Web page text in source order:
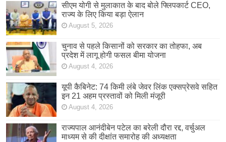
सीएम योगी से मुलाकात के बाद बोले फ्लिपकार्ट CEO,
राज्य के लिए किया बड़ा ऐलान
August 5, 2026
चुनाव से पहले किसानों को सरकार का तोहफा, अब
प्रदेश में लागू होगी फसल बीमा योजना
August 4, 2026
यूपी कैबिनेट: 74 किमी लंबे जेवर लिंक एक्सप्रेसवे सहित
इन 21 अहम प्रस्तावों को मिली मंजूरी
August 4, 2026
राज्यपाल आनंदीबेन पटेल का बरेली दौरा रद्द, वर्चुअल
माध्यम से की दीक्षांत समारोह की अध्यक्षता